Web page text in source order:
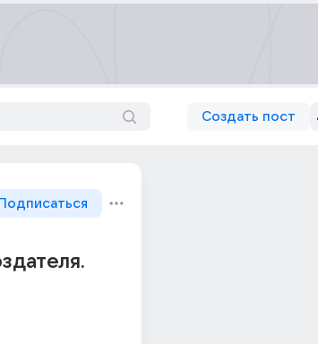
Создать пост
Подписаться